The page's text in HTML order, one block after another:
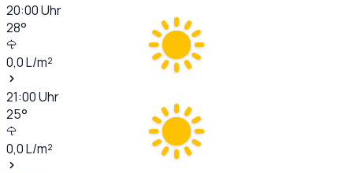
20:00Uhr
28°
0,0L/m²
21:00Uhr
25°
0,0L/m²